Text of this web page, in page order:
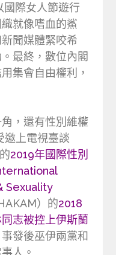
國際女人節遊行
就像嗜血的鯊
聞媒體緊咬希
最終，數位內閣
集會自由權利，
，還有性別維權
邀上電視臺談
2019年國際性別
Sexuality
）的2018
志被控上伊斯蘭
發後巫伊兩黨和
人。